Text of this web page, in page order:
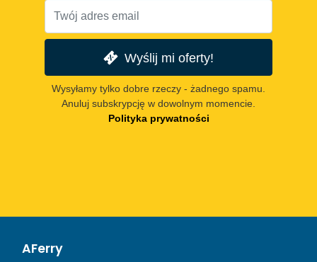
Wyślij mi oferty!
Wysyłamy tylko dobre rzeczy - żadnego spamu.
Anuluj subskrypcję w dowolnym momencie.
Polityka prywatności
AFerry